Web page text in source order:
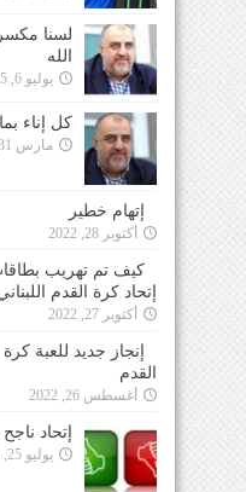
لسنا
الله
يوليو 6, 2025
كل إناء
مارس 31, 2025
إتهام خطير
أكتوبر 28, 2022
كيف تم تهريب
إتحاد كرة القدم
أكتوبر 27, 2022
إنجاز جديد للعبة
القدم
أغسطس 26, 2022
إتحاد
يوليو 25, 2022